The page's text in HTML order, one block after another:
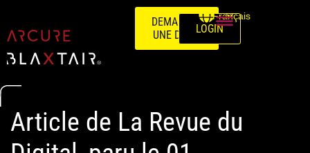
DEMANDEZ
UNE DÉMOLOGIN
Français
Article de La Revue du